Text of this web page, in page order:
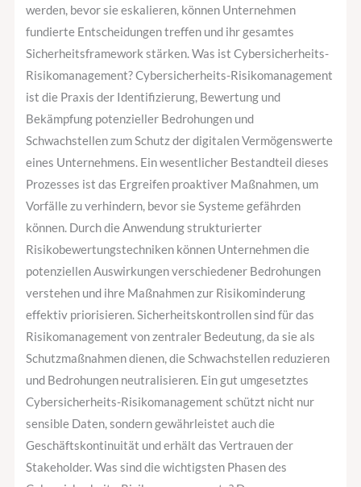
werden, bevor sie eskalieren, können Unternehmen
fundierte Entscheidungen treffen und ihr gesamtes
Sicherheitsframework stärken. Was ist Cybersicherheits-
Risikomanagement? Cybersicherheits-Risikomanagement
ist die Praxis der Identifizierung, Bewertung und
Bekämpfung potenzieller Bedrohungen und
Schwachstellen zum Schutz der digitalen Vermögenswerte
eines Unternehmens. Ein wesentlicher Bestandteil dieses
Prozesses ist das Ergreifen proaktiver Maßnahmen, um
Vorfälle zu verhindern, bevor sie Systeme gefährden
können. Durch die Anwendung strukturierter
Risikobewertungstechniken können Unternehmen die
potenziellen Auswirkungen verschiedener Bedrohungen
verstehen und ihre Maßnahmen zur Risikominderung
effektiv priorisieren. Sicherheitskontrollen sind für das
Risikomanagement von zentraler Bedeutung, da sie als
Schutzmaßnahmen dienen, die Schwachstellen reduzieren
und Bedrohungen neutralisieren. Ein gut umgesetztes
Cybersicherheits-Risikomanagement schützt nicht nur
sensible Daten, sondern gewährleistet auch die
Geschäftskontinuität und erhält das Vertrauen der
Stakeholder. Was sind die wichtigsten Phasen des